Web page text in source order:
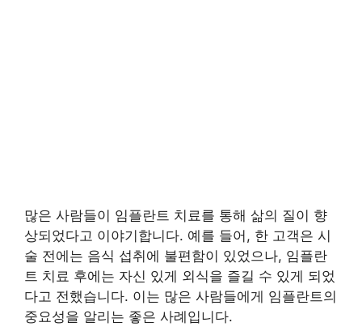
많은 사람들이 임플란트 치료를 통해 삶의 질이 향
상되었다고 이야기합니다. 예를 들어, 한 고객은 시
술 전에는 음식 섭취에 불편함이 있었으나, 임플란
트 치료 후에는 자신 있게 외식을 즐길 수 있게 되었
다고 전했습니다. 이는 많은 사람들에게 임플란트의
중요성을 알리는 좋은 사례입니다.